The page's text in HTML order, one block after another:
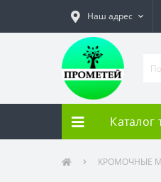
Наш адрес
Каталог
КРОМОЧНЫЕ